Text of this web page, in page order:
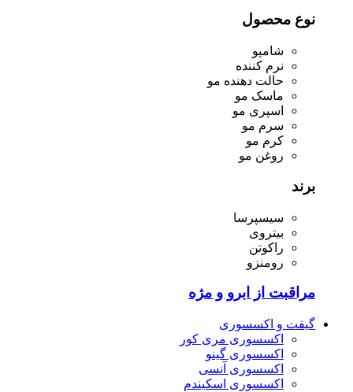
نوع محصول
شامپو
نرم کننده
حالت دهنده مو
ماسک مو
اسپری مو
سرم مو
کرم مو
روغن مو
برند
سیسپرسا
بیتروی
راکوتن
رومنزو
مراقبت از ابرو و مژه
گیفت و اکسسوری
اکسسوری مری کور
اکسسوری گینو
اکسسوری آنسی
اکسسوری اسکیندم